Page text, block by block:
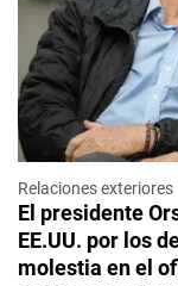
Relaciones exteriores
El presidente
EE.UU. por los
molestia en el